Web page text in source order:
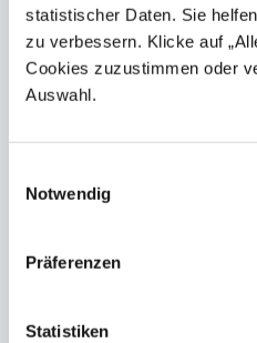
statistischer Daten. Sie
zu verbessern. Klicke auf
Cookies zuzustimmen oder
Auswahl.
Notwendig
Präferenzen
Statistiken
Tel.:
Mehr
Gefördert durch